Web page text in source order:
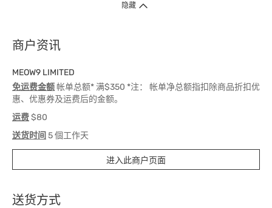
隐藏
商户资讯
MEOW9 LIMITED
免运费金额帐单总额* 满$350 *注： 帐单净总额指扣除商品折扣优
惠、优惠券及运费后的金额。
运费$80
送货时间 5 個工作天
进入此商户页面
送货方式